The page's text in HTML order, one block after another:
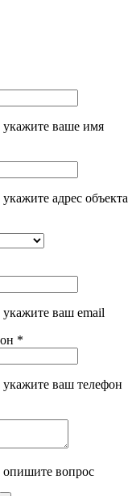
ваше имя
адрес объекта
ваш email
*
ваш телефон
вопрос